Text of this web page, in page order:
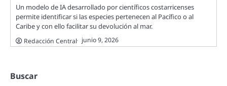
Un modelo de IA desarrollado por científicos costarricenses
permite identificar si las especies pertenecen al Pacífico o al
Caribe y con ello facilitar su devolución al mar.
Redacción Central junio 9, 2026
Buscar